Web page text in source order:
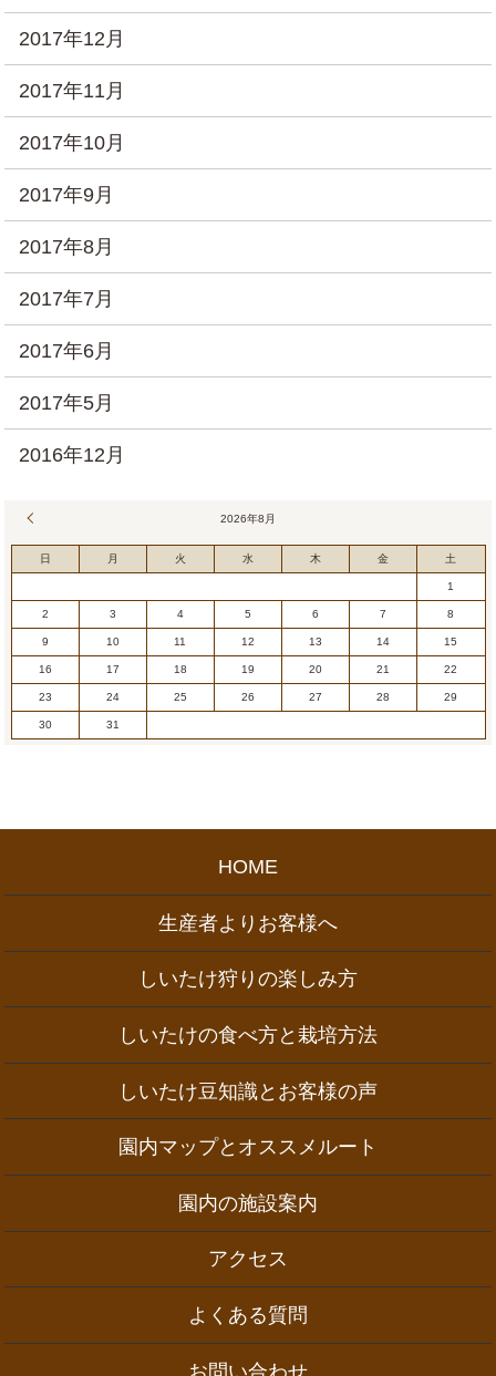
2017年12月
2017年11月
2017年10月
2017年9月
2017年8月
2017年7月
2017年6月
2017年5月
2016年12月
2026年8月
日 月 火 水 木 金 土
1
2 3 4 5 6 7 8
9 10 11 12 13 14 15
16 17 18 19 20 21 22
23 24 25 26 27 28 29
30 31
HOME
生産者よりお客様へ
しいたけ狩りの楽しみ方
しいたけの食べ方と栽培方法
しいたけ豆知識とお客様の声
園内マップとオススメルート
園内の施設案内
アクセス
よくある質問
お問い合わせ